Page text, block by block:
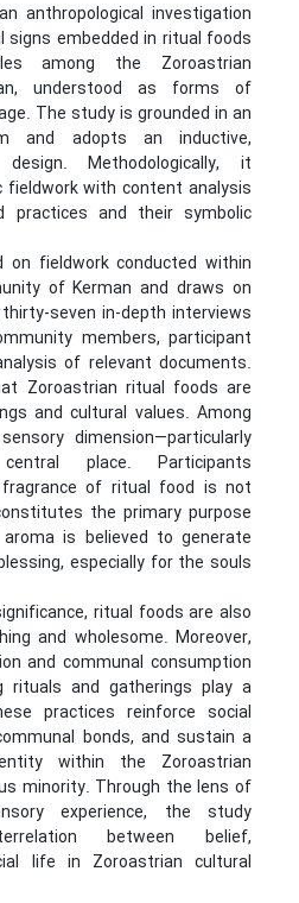
anthropological investigation
embedded in ritual foods
among the Zoroastrian
understood as forms of
The study is grounded in an
and adopts an inductive,
Methodologically, it
fieldwork with content analysis
practices and their symbolic
on fieldwork conducted within
of Kerman and draws on
seven in-depth interviews
members, participant
of relevant documents.
Zoroastrian ritual foods are
and cultural values. Among
dimension—particularly
place. Participants
of ritual food is not
the primary purpose
is believed to generate
especially for the souls
ritual foods are also
and wholesome. Moreover,
and communal consumption
and gatherings play a
practices reinforce social
bonds, and sustain a
within the Zoroastrian
minority. Through the lens of
experience, the study
between belief,
life in Zoroastrian cultural